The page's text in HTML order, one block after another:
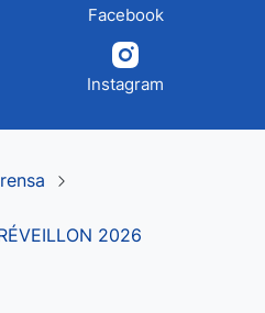
Facebook
Instagram
2026